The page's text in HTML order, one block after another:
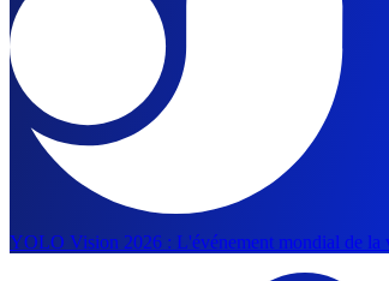
YOLO Vision 2026 : L'événement mondial de la